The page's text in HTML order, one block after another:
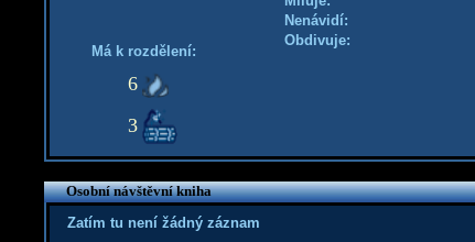
Má k rozdělení:
6
3
Nenávidí:
Obdivuje:
Osobní návštěvní kniha
Zatím tu není žádný záznam